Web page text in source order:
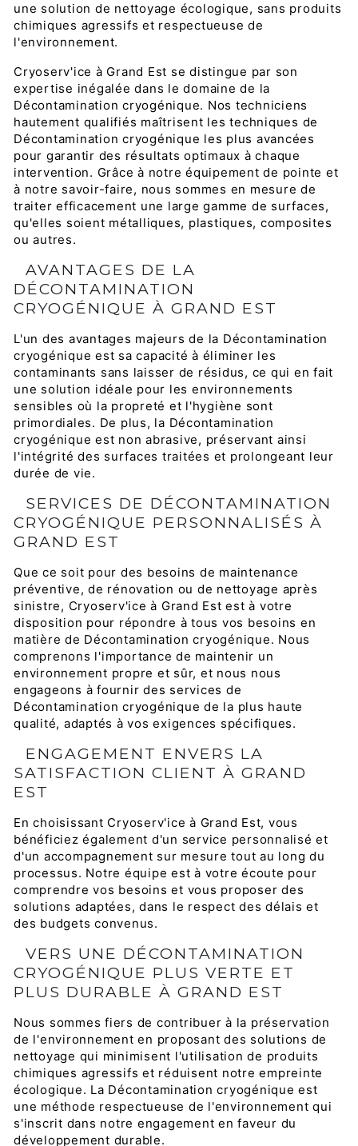
une solution de nettoyage écologique, sans produits
chimiques agressifs et respectueuse de
l'environnement.
Cryoserv'ice à Grand Est se distingue par son
expertise inégalée dans le domaine de la
Décontamination cryogénique. Nos techniciens
hautement qualifiés maîtrisent les techniques de
Décontamination cryogénique les plus avancées
pour garantir des résultats optimaux à chaque
intervention. Grâce à notre équipement de pointe et
à notre savoir-faire, nous sommes en mesure de
traiter efficacement une large gamme de surfaces,
qu'elles soient métalliques, plastiques, composites
ou autres.
AVANTAGES DE LA
DÉCONTAMINATION
CRYOGÉNIQUE À GRAND EST
L'un des avantages majeurs de la Décontamination
cryogénique est sa capacité à éliminer les
contaminants sans laisser de résidus, ce qui en fait
une solution idéale pour les environnements
sensibles où la propreté et l'hygiène sont
primordiales. De plus, la Décontamination
cryogénique est non abrasive, préservant ainsi
l'intégrité des surfaces traitées et prolongeant leur
durée de vie.
SERVICES DE DÉCONTAMINATION
CRYOGÉNIQUE PERSONNALISÉS À
GRAND EST
Que ce soit pour des besoins de maintenance
préventive, de rénovation ou de nettoyage après
sinistre, Cryoserv'ice à Grand Est est à votre
disposition pour répondre à tous vos besoins en
matière de Décontamination cryogénique. Nous
comprenons l'importance de maintenir un
environnement propre et sûr, et nous nous
engageons à fournir des services de
Décontamination cryogénique de la plus haute
qualité, adaptés à vos exigences spécifiques.
ENGAGEMENT ENVERS LA
SATISFACTION CLIENT À GRAND
EST
En choisissant Cryoserv'ice à Grand Est, vous
bénéficiez également d'un service personnalisé et
d'un accompagnement sur mesure tout au long du
processus. Notre équipe est à votre écoute pour
comprendre vos besoins et vous proposer des
solutions adaptées, dans le respect des délais et
des budgets convenus.
VERS UNE DÉCONTAMINATION
CRYOGÉNIQUE PLUS VERTE ET
PLUS DURABLE À GRAND EST
Nous sommes fiers de contribuer à la préservation
de l'environnement en proposant des solutions de
nettoyage qui minimisent l'utilisation de produits
chimiques agressifs et réduisent notre empreinte
écologique. La Décontamination cryogénique est
une méthode respectueuse de l'environnement qui
s'inscrit dans notre engagement en faveur du
développement durable.